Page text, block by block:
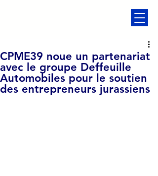
CPME39 noue un partenariat
avec le groupe Deffeuille
Automobiles pour le soutien
des entrepreneurs jurassiens